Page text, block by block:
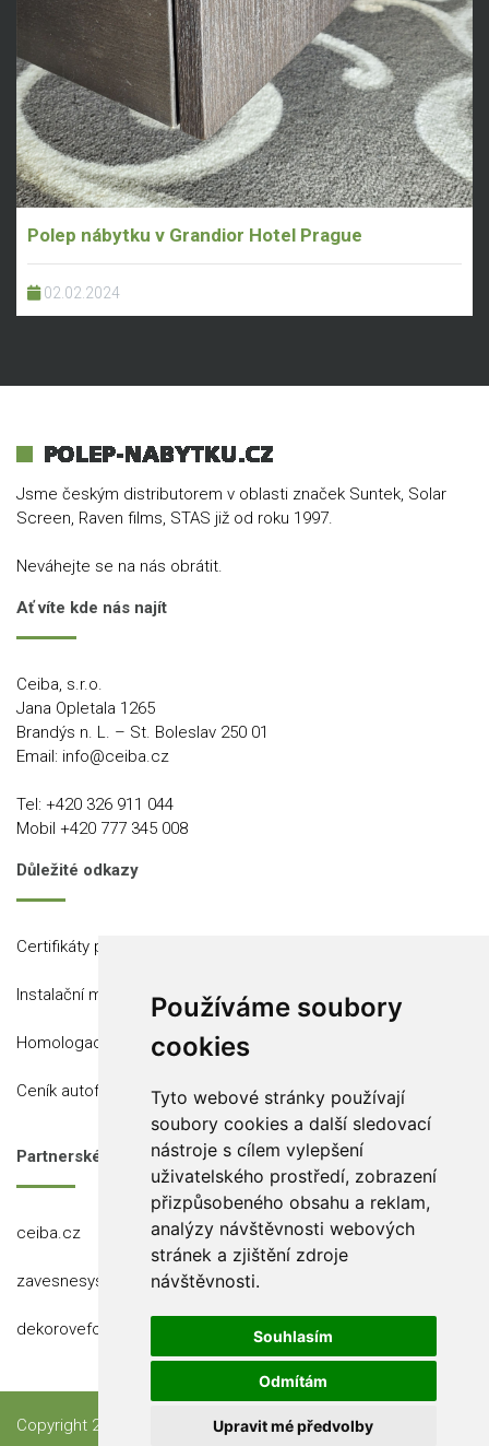
Používáme soubory
cookies
Tyto webové stránky používají
soubory cookies a další sledovací
nástroje s cílem vylepšení
uživatelského prostředí, zobrazení
přizpůsobeného obsahu a reklam,
analýzy návštěvnosti webových
stránek a zjištění zdroje
návštěvnosti.
Souhlasím
Odmítám
Upravit mé předvolby
Polep nábytku v Grandior Hotel Prague
02.02.2024
Jsme českým distributorem v oblasti značek Suntek, Solar
Screen, Raven films, STAS již od roku 1997.
Neváhejte se na nás obrátit.
Ať víte kde nás najít
Ceiba, s.r.o.
Jana Opletala 1265
Brandýs n. L. – St. Boleslav 250 01
Email: info@ceiba.cz
Tel: +420 326 911 044
Mobil +420 777 345 008
Důležité odkazy
Certifikáty produktů
Instalační místa
Homologace
Ceník autofólií
Partnerské stránky
ceiba.cz
zavesnesystemy.cz
dekorovefolie.cz
Copyright 2023 Ceiba, s.r.o.